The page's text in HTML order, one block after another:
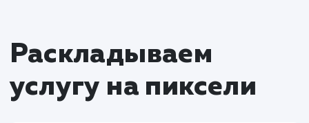
может быть менее эффективной для сайтов
уже достигнут высокий уровень